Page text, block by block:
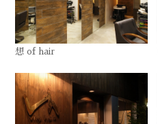
想 of hair